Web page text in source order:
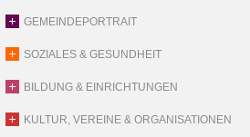
GEMEINDEPORTRAIT
SOZIALES & GESUNDHEIT
BILDUNG & EINRICHTUNGEN
KULTUR, VEREINE & ORGANISATIONEN